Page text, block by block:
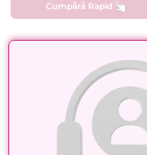
Cumpără Rapid